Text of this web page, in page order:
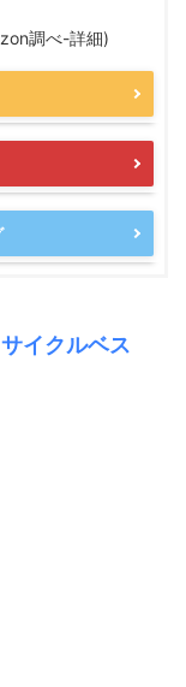
調べ-詳細)
イクルベス